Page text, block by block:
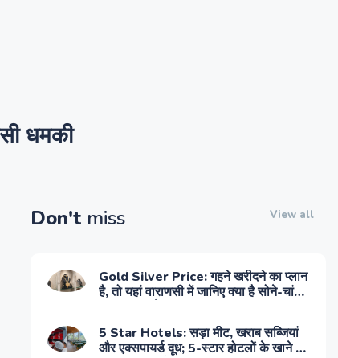
धमकी
Don't miss View all
Gold Silver Price: गहने खरीदने का प्लान
है, तो यहां वाराणसी में जानिए क्या है सोने-चांदी
5 Star Hotels: सड़ा मीट, खराब सब्जियां
और एक्सपायर्ड दूध; 5-स्टार होटलों के खाने का